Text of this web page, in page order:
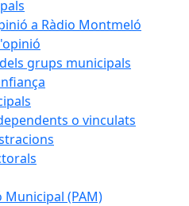
a Ràdio Montmeló
grups municipals
o vinculats
Municipal (PAM)